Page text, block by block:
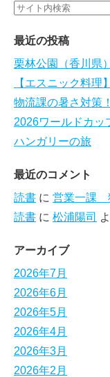
最近の投稿
栗林公園（香川県）
【エスニック料理】
物流課の暑さ対策！
2026ワールドカッ
ハンガリーの旅
最近のコメント
読書 に 営業一課
読書 に 松浦陽司
アーカイブ
2026年7月
2026年6月
2026年5月
2026年4月
2026年3月
2026年2月